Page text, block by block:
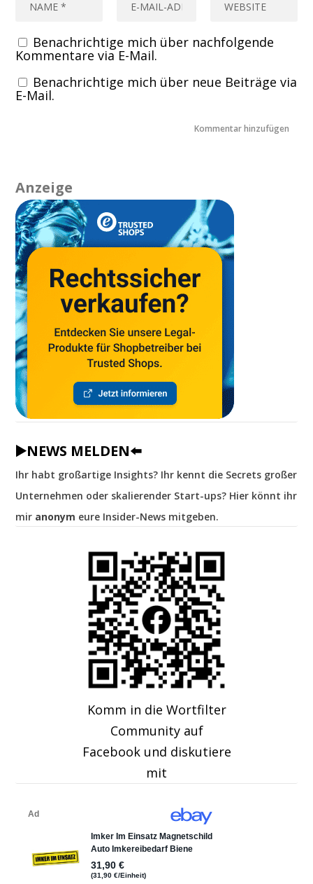
Benachrichtige mich über nachfolgende
Kommentare via E-Mail.
Benachrichtige mich über neue Beiträge via
E-Mail.
Anzeige
▶️NEWS MELDEN⬅️
Ihr habt großartige Insights? Ihr kennt die Secrets großer
Unternehmen oder skalierender Start-ups? Hier könnt ihr
mir anonym eure Insider-News mitgeben.
Komm in die Wortfilter
Community auf
Facebook und diskutiere
mit